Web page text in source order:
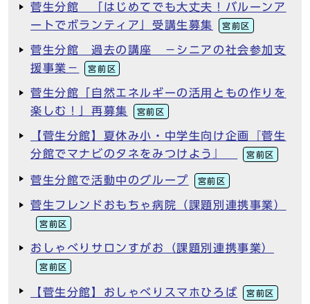
菅生分館 「はじめてでも大丈夫！バルーンア
ートでボランティア」受講生募集
宮前区
菅生分館 過去の講座 －シニアの社会参加支
援事業－
宮前区
菅生分館「自然エネルギーの活用ともの作りを
楽しむ！」再募集
宮前区
【菅生分館】夏休み小・中学生向け企画『菅生
分館でマナビのタネをみつけよう』
宮前区
菅生分館で活動中のグループ 宮前区
菅生フレンドおもちゃ病院（課題別連携事業）
宮前区
おしゃべりサロンすがお（課題別連携事業）
宮前区
【菅生分館】おしゃべりスマホひろば 宮前区